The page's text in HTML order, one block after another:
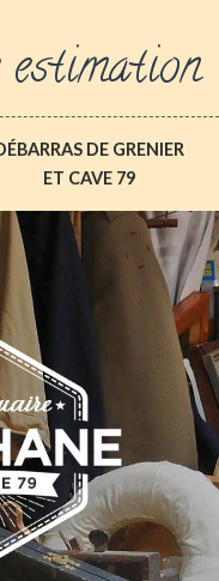
DE GRENIER
ET CAVE 79